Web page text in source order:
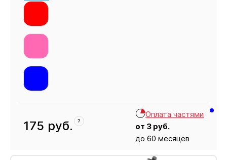
175 руб. ?
Оплата частями
от 3 руб.
до 60 месяцев